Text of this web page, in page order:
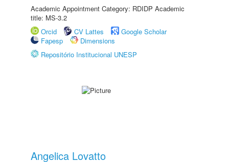
Academic Appointment Category: RDIDP Academic
title: MS-3.2
Orcid
CV Lattes
Google Scholar
Fapesp
Dimensions
Repositório Institucional UNESP
Angelica Lovatto